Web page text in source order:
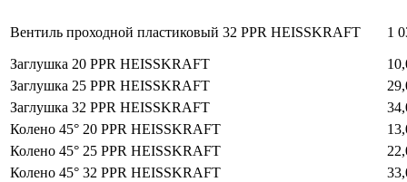
Вентиль проходной пластиковый 32 PPR HEISSKRAFT 1
Заглушка 20 PPR HEISSKRAFT
Заглушка 25 PPR HEISSKRAFT
Заглушка 32 PPR HEISSKRAFT
Колено 45° 20 PPR HEISSKRAFT
Колено 45° 25 PPR HEISSKRAFT
Колено 45° 32 PPR HEISSKRAFT